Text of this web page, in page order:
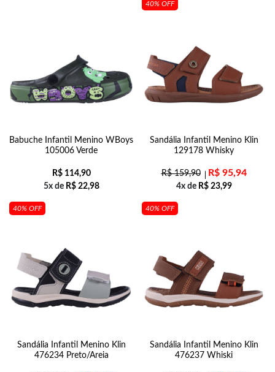
Babuche Infantil Menino WBoys
105006 Verde
R$114,90
5x de R$22,98
40% OFF
Sandália Infantil Menino Klin
129178 Whisky
R$159,90 R$95,94
4x de R$23,99
40% OFF
Sandália Infantil Menino Klin
476234 Preto/Areia
40% OFF
Sandália Infantil Menino Klin
476237 Whiski